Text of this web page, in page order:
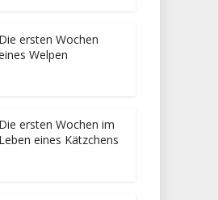
Die ersten Wochen
Welpen
Die ersten Wochen im
Leben eines Kätzchens